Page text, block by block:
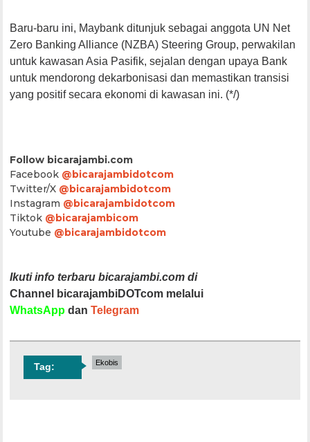
Baru-baru ini, Maybank ditunjuk sebagai anggota UN Net
Zero Banking Alliance (NZBA) Steering Group, perwakilan
untuk kawasan Asia Pasifik, sejalan dengan upaya Bank
untuk mendorong dekarbonisasi dan memastikan transisi
yang positif secara ekonomi di kawasan ini. (*/)
Follow bicarajambi.com
Facebook @bicarajambidotcom
Twitter/X @bicarajambidotcom
Instagram @bicarajambidotcom
Tiktok @bicarajambicom
Youtube @bicarajambidotcom
Ikuti info terbaru bicarajambi.com di
Channel bicarajambiDOTcom melalui
WhatsApp danTelegram
Tag: Ekobis